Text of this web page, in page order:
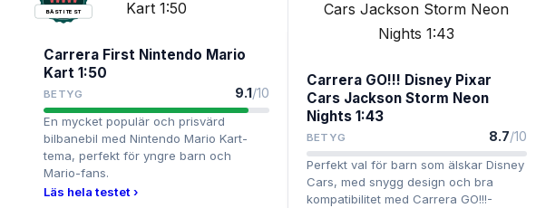
BÄST I TEST
Carrera First Nintendo Mario
Kart 1:50
BETYG 9.1/10
En mycket populär och prisvärd
bilbanebil med Nintendo Mario Kart-
tema, perfekt för yngre barn och
Mario-fans.
Läs hela testet ›
Carrera GO!!! Disney Pixar
Cars Jackson Storm Neon
Nights 1:43
BETYG 8.7/10
Perfekt val för barn som älskar Disney
Cars, med snygg design och bra
kompatibilitet med Carrera GO!!!-